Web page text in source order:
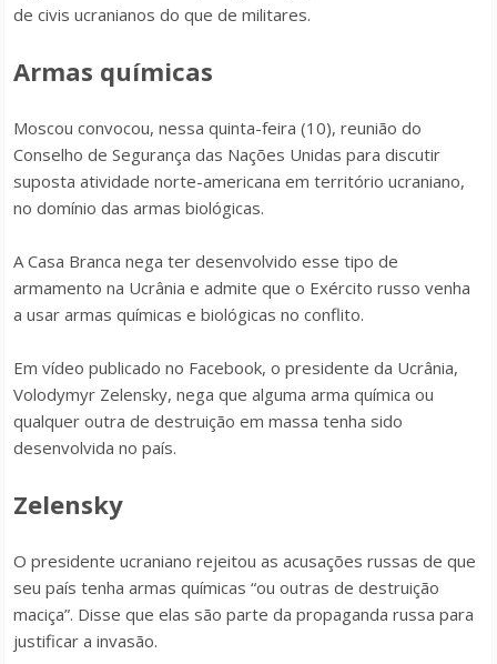
de civis ucranianos do que de militares.
Armas químicas
Moscou convocou, nessa quinta-feira (10), reunião do
Conselho de Segurança das Nações Unidas para discutir
suposta atividade norte-americana em território ucraniano,
no domínio das armas biológicas.
A Casa Branca nega ter desenvolvido esse tipo de
armamento na Ucrânia e admite que o Exército russo venha
a usar armas químicas e biológicas no conflito.
Em vídeo publicado no Facebook, o presidente da Ucrânia,
Volodymyr Zelensky, nega que alguma arma química ou
qualquer outra de destruição em massa tenha sido
desenvolvida no país.
Zelensky
O presidente ucraniano rejeitou as acusações russas de que
seu país tenha armas químicas “ou outras de destruição
maciça”. Disse que elas são parte da propaganda russa para
justificar a invasão.